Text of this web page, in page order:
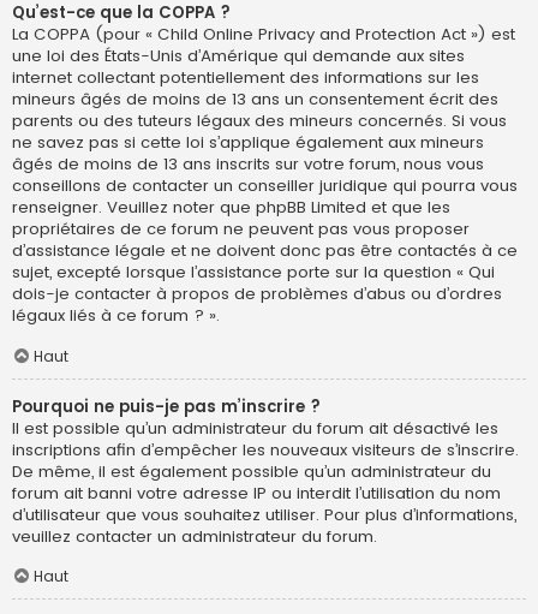
Qu’est-ce que la COPPA ?
La COPPA (pour « Child Online Privacy and Protection Act ») est
une loi des États-Unis d’Amérique qui demande aux sites
internet collectant potentiellement des informations sur les
mineurs âgés de moins de 13 ans un consentement écrit des
parents ou des tuteurs légaux des mineurs concernés. Si vous
ne savez pas si cette loi s’applique également aux mineurs
âgés de moins de 13 ans inscrits sur votre forum, nous vous
conseillons de contacter un conseiller juridique qui pourra vous
renseigner. Veuillez noter que phpBB Limited et que les
propriétaires de ce forum ne peuvent pas vous proposer
d’assistance légale et ne doivent donc pas être contactés à ce
sujet, excepté lorsque l’assistance porte sur la question « Qui
dois-je contacter à propos de problèmes d’abus ou d’ordres
légaux liés à ce forum ? ».
Haut
Pourquoi ne puis-je pas m’inscrire ?
Il est possible qu’un administrateur du forum ait désactivé les
inscriptions afin d’empêcher les nouveaux visiteurs de s’inscrire.
De même, il est également possible qu’un administrateur du
forum ait banni votre adresse IP ou interdit l’utilisation du nom
d’utilisateur que vous souhaitez utiliser. Pour plus d’informations,
veuillez contacter un administrateur du forum.
Haut